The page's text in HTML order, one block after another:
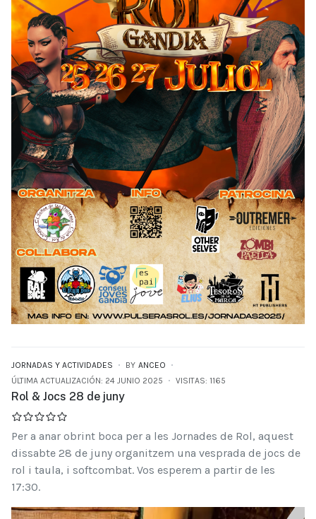
JORNADAS Y ACTIVIDADES BY ANCEO
ÚLTIMA ACTUALIZACIÓN: 24 JUNIO 2025
VISITAS: 1165
Rol & Jocs 28 de juny
Per a anar obrint boca per a les Jornades de Rol, aquest
dissabte 28 de juny organitzem una vesprada de jocs de
rol i taula, i softcombat. Vos esperem a partir de les
17:30.